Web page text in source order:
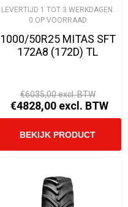
LEVERTIJD 1 TOT 3 WERKDAGEN.
0 OP VOORRAAD
1000/50R25 MITAS SFT
172A8 (172D) TL
€6035,00 excl. BTW
€4828,00 excl. BTW